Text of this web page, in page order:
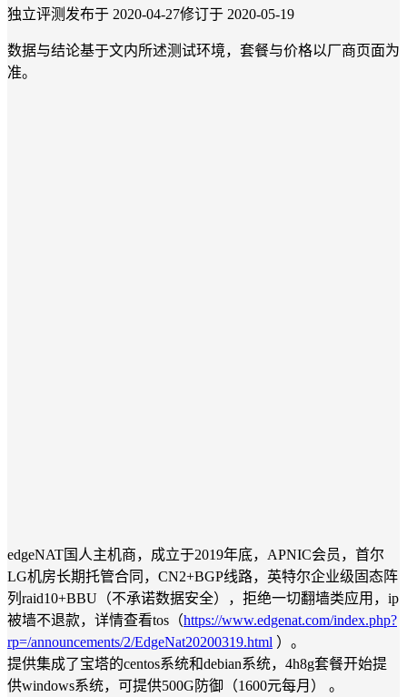
独立评测 发布于 2020-04-27修订于 2020-05-19
数据与结论基于文内所述测试环境，套餐与价格以厂商页面为
准。
edgeNAT国人主机商，成立于2019年底，APNIC会员，首尔
LG机房长期托管合同，CN2+BGP线路，英特尔企业级固态阵
列raid10+BBU（不承诺数据安全），拒绝一切翻墙类应用，ip
被墙不退款，详情查看tos（https://www.edgenat.com/index.php?
rp=/announcements/2/EdgeNat20200319.html ）。
提供集成了宝塔的centos系统和debian系统，4h8g套餐开始提
供windows系统，可提供500G防御（1600元每月） 。